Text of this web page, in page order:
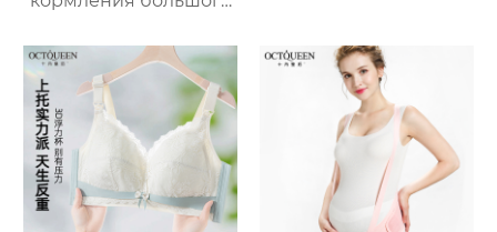
Mulberry, тонкий
бюстгальтер для
беременных с полной
чашкой,
противопровисающий